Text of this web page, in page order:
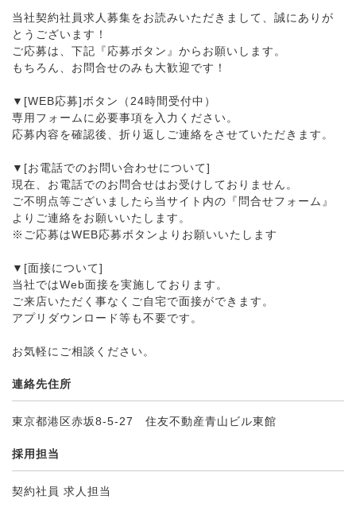
当社契約社員求人募集をお読みいただきまして、誠にありが
とうございます！
ご応募は、下記『応募ボタン』からお願いします。
もちろん、お問合せのみも大歓迎です！
▼[WEB応募]ボタン（24時間受付中）
専用フォームに必要事項を入力ください。
応募内容を確認後、折り返しご連絡をさせていただきます。
▼[お電話でのお問い合わせについて]
現在、お電話でのお問合せはお受けしておりません。
ご不明点等ございましたら当サイト内の『問合せフォーム』
よりご連絡をお願いいたします。
※ご応募はWEB応募ボタンよりお願いいたします
▼[面接について]
当社ではWeb面接を実施しております。
ご来店いただく事なくご自宅で面接ができます。
アプリダウンロード等も不要です。
お気軽にご相談ください。
連絡先住所
東京都港区赤坂8-5-27 住友不動産青山ビル東館
採用担当
契約社員 求人担当